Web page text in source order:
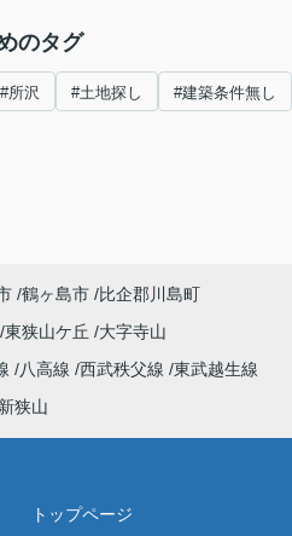
のタグ
#所沢 #土地探し #建築条件無し
鶴ヶ島市
比企郡川島町
東狭山ケ丘
大字寺山
八高線 西武秩父線 東武越生線
新狭山
トップページ